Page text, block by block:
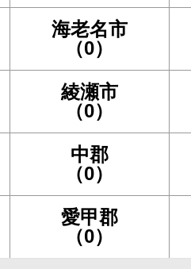
海老名市
（0）
綾瀬市
（0）
中郡
（0）
愛甲郡
（0）